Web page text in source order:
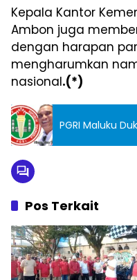
Kepala Kantor
Ambon juga
dengan harapan
mengharumkan
nasional.(*)
PGRI Maluku
Pos Terkait